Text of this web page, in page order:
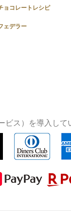
ョコレートレシピ
ェデラー
ビス）を導入して